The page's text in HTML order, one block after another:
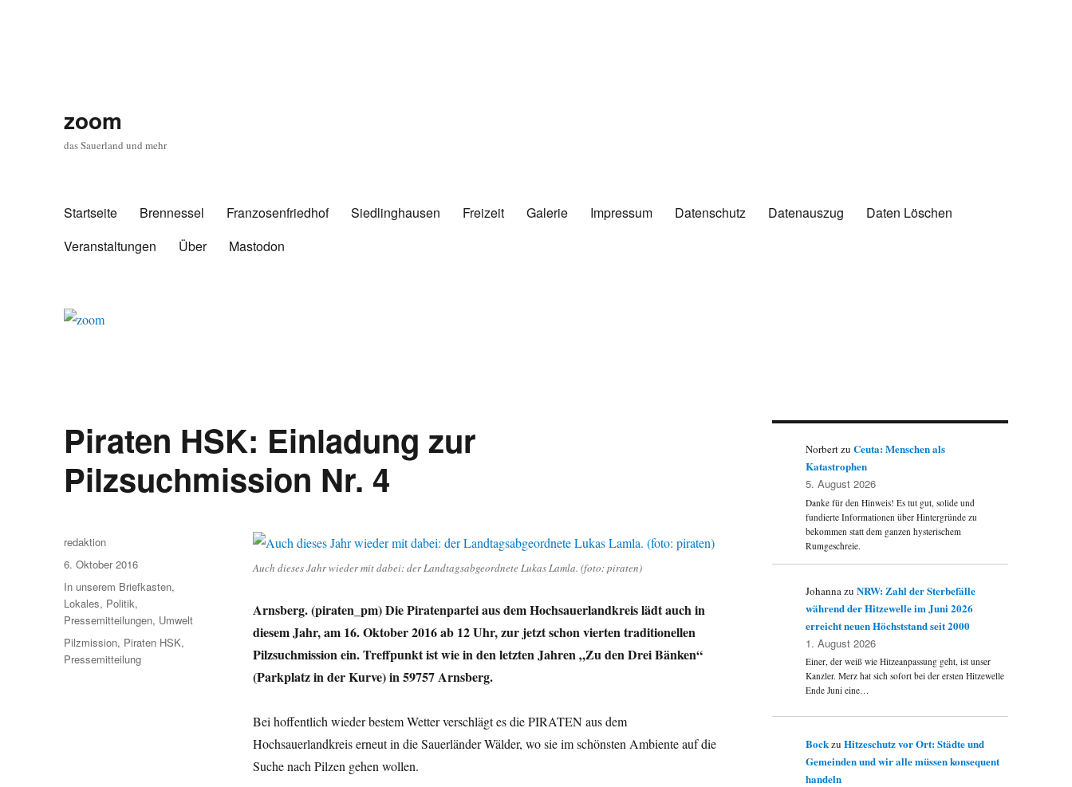
zoom
das Sauerland und mehr
Startseite Brennessel Franzosenfriedhof Siedlinghausen Freizeit Galerie Impressum Datenschutz Datenauszug
Daten Löschen
Veranstaltungen
Über Mastodon
Piraten HSK: Einladung zur
Pilzsuchmission Nr. 4
Auch dieses Jahr wieder mit dabei: der Landtagsabgeordnete Lukas Lamla. (foto: piraten)
Arnsberg. (piraten_pm) Die Piratenpartei aus dem Hochsauerlandkreis lädt auch in
diesem Jahr, am 16. Oktober 2016 ab 12 Uhr, zur jetzt schon vierten traditionellen
Pilzsuchmission ein. Treffpunkt ist wie in den letzten Jahren „Zu den Drei Bänken“
(Parkplatz in der Kurve) in 59757 Arnsberg.
Bei hoffentlich wieder bestem Wetter verschlägt es die PIRATEN aus dem
Hochsauerlandkreis erneut in die Sauerländer Wälder, wo sie im schönsten Ambiente auf die
Suche nach Pilzen gehen wollen.
Autor
redaktion
Veröffentlicht
am
6. Oktober 2016
Kategorien
In unserem Briefkasten,
Lokales, Politik,
Pressemitteilungen, Umwelt
Schlagwörter
Pilzmission, Piraten HSK,
Pressemitteilung
NorbertzuCeuta: Menschen als
Katastrophen
5. August 2026
Danke für den Hinweis! Es tut gut, solide und
fundierte Informationen über Hintergründe zu
bekommen statt dem ganzen hysterischem
Rumgeschreie.
JohannazuNRW: Zahl der Sterbefälle
während der Hitzewelle im Juni 2026
erreicht neuen Höchststand seit 2000
1. August 2026
Einer, der weiß wie Hitzeanpassung geht, ist unser
Kanzler. Merz hat sich sofort bei der ersten Hitzewelle
Ende Juni eine…
BockzuHitzeschutz vor Ort: Städte und
Gemeinden und wir alle müssen konsequent
handeln